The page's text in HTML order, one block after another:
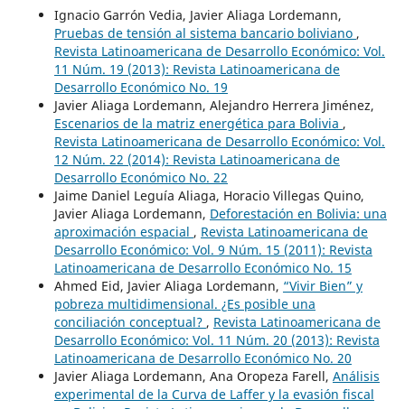
Ignacio Garrón Vedia, Javier Aliaga Lordemann,
Pruebas de tensión al sistema bancario boliviano ,
Revista Latinoamericana de Desarrollo Económico: Vol.
11 Núm. 19 (2013): Revista Latinoamericana de
Desarrollo Económico No. 19
Javier Aliaga Lordemann, Alejandro Herrera Jiménez,
Escenarios de la matriz energética para Bolivia ,
Revista Latinoamericana de Desarrollo Económico: Vol.
12 Núm. 22 (2014): Revista Latinoamericana de
Desarrollo Económico No. 22
Jaime Daniel Leguía Aliaga, Horacio Villegas Quino,
Javier Aliaga Lordemann, Deforestación en Bolivia: una
aproximación espacial , Revista Latinoamericana de
Desarrollo Económico: Vol. 9 Núm. 15 (2011): Revista
Latinoamericana de Desarrollo Económico No. 15
Ahmed Eid, Javier Aliaga Lordemann, “Vivir Bien” y
pobreza multidimensional. ¿Es posible una
conciliación conceptual? , Revista Latinoamericana de
Desarrollo Económico: Vol. 11 Núm. 20 (2013): Revista
Latinoamericana de Desarrollo Económico No. 20
Javier Aliaga Lordemann, Ana Oropeza Farell, Análisis
experimental de la Curva de Laffer y la evasión fiscal